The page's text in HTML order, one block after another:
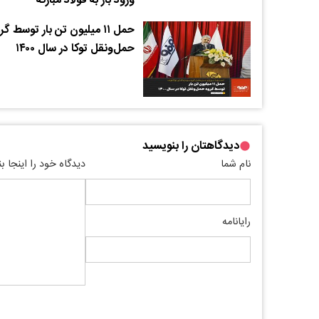
حمل ۱۱ میلیون تن بار توسط
حمل‌ونقل توکا در سال ۱۴۰۰
دیدگاهتان را بنویسید
نام شما
رایانامه
دیدگاه خود را اینجا